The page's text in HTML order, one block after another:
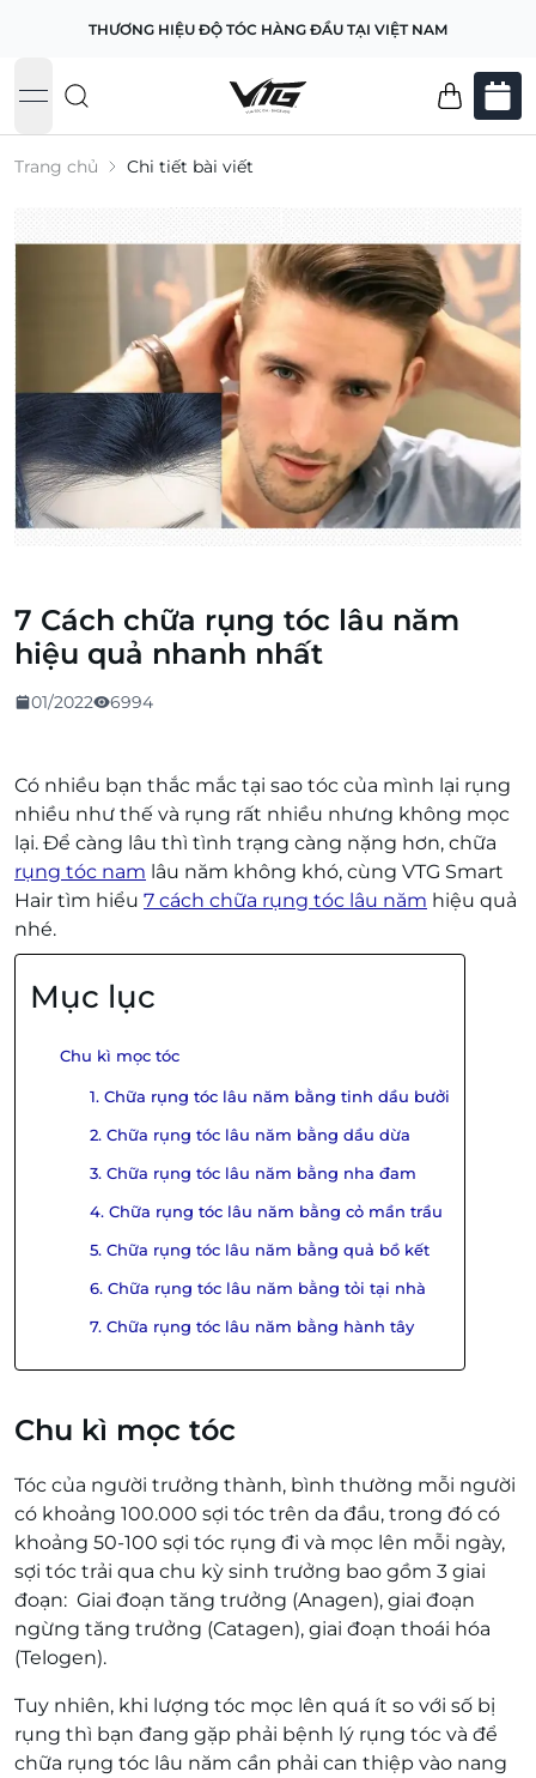
THƯƠNG HIỆU ĐỘ TÓC HÀNG ĐẦU TẠI VIỆT NAM
open navigation menu
Trang chủ Chi tiết bài viết
7 Cách chữa rụng tóc lâu năm
hiệu quả nhanh nhất
01/2022 6994
Có nhiều bạn thắc mắc tại sao tóc của mình lại rụng
nhiều như thế và rụng rất nhiều nhưng không mọc
lại. Để càng lâu thì tình trạng càng nặng hơn, chữa
rụng tóc nam lâu năm không khó, cùng VTG Smart
Hair tìm hiểu 7 cách chữa rụng tóc lâu năm hiệu quả
nhé.
Mục lục
Chu kì mọc tóc
1. Chữa rụng tóc lâu năm bằng tinh dầu bưởi
2. Chữa rụng tóc lâu năm bằng dầu dừa
3. Chữa rụng tóc lâu năm bằng nha đam
4. Chữa rụng tóc lâu năm bằng cỏ mần trầu
5. Chữa rụng tóc lâu năm bằng quả bồ kết
6. Chữa rụng tóc lâu năm bằng tỏi tại nhà
7. Chữa rụng tóc lâu năm bằng hành tây
Chu kì mọc tóc
Tóc của người trưởng thành, bình thường mỗi người
có khoảng 100.000 sợi tóc trên da đầu, trong đó có
khoảng 50-100 sợi tóc rụng đi và mọc lên mỗi ngày,
sợi tóc trải qua chu kỳ sinh trưởng bao gồm 3 giai
đoạn: Giai đoạn tăng trưởng (Anagen), giai đoạn
ngừng tăng trưởng (Catagen), giai đoạn thoái hóa
(Telogen).
Tuy nhiên, khi lượng tóc mọc lên quá ít so với số bị
rụng thì bạn đang gặp phải bệnh lý rụng tóc và để
chữa rụng tóc lâu năm cần phải can thiệp vào nang